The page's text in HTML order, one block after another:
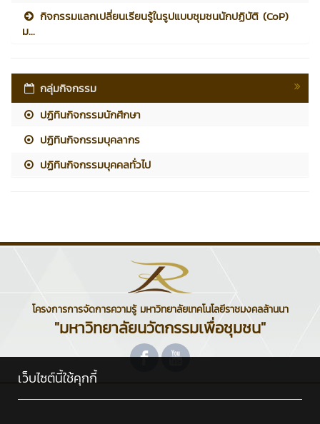
กิจกรรมแลกเปลี่ยนเรียนรู้ในรูปแบบชุมชนนักปฏิบัติ (CoP)
ม...
กลุ่มกิจกรรม
ปฏิทินกิจกรรมนักศึกษา
ปฏิทินกิจกรรมบุคลากร
ปฏิทินกิจกรรมบุคคลทั่วไป
โครงการการจัดการความรู้ มหาวิทยาลัยเทคโนโลยีราชมงคลล้านนา
"มหาวิทยาลัยนวัตกรรมเพื่อชุมชน"
เว็บไซต์นี้ใช้คุกกี้